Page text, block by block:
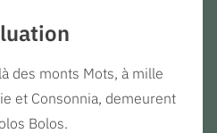
des monts Mots, à mille
et Consonnia, demeurent
Bolos.